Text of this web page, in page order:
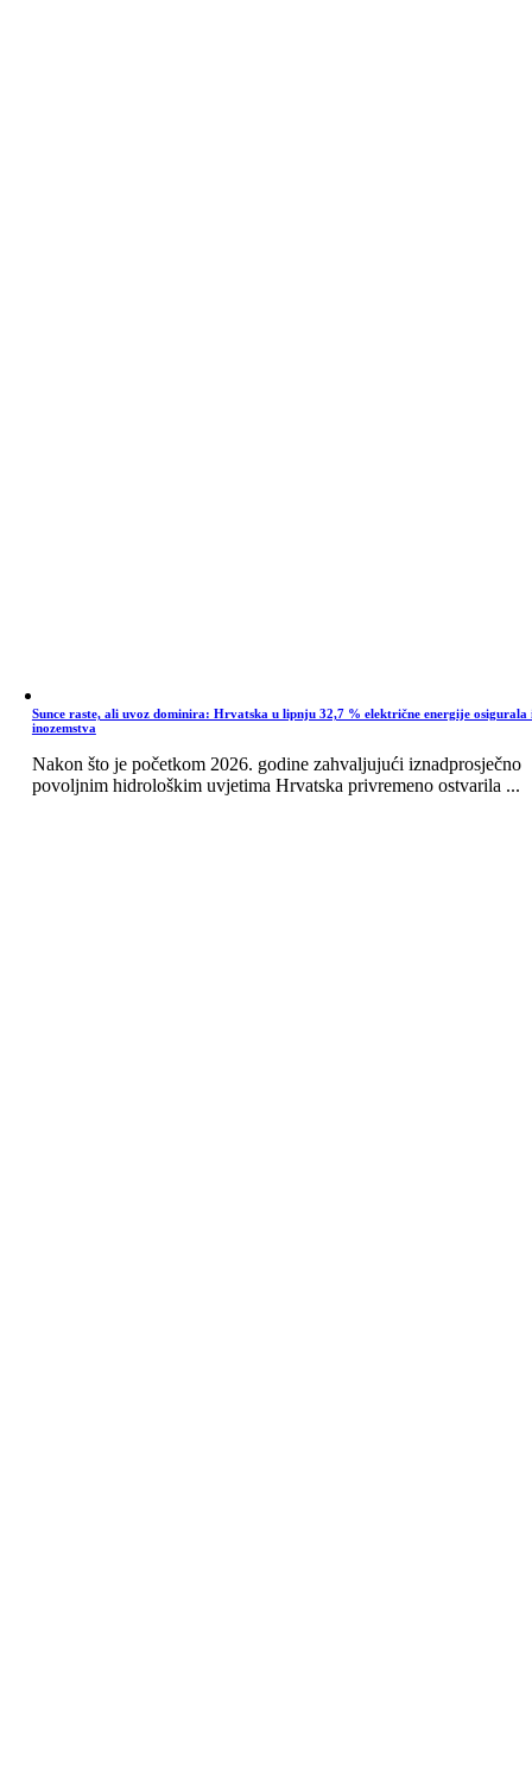
Sunce raste, ali uvoz dominira: Hrvatska u lipnju 32,7 % električne energije osigurala
inozemstva
Nakon što je početkom 2026. godine zahvaljujući iznadprosječno
povoljnim hidrološkim uvjetima Hrvatska privremeno ostvarila ...